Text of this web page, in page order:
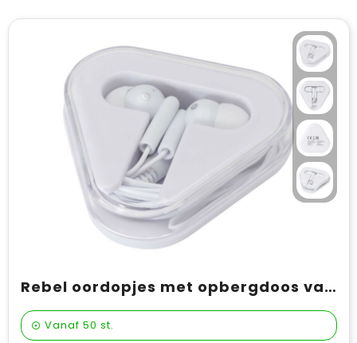
Rebel oordopjes met opbergdoos van gerecycled plastic
Vanaf 50 st.